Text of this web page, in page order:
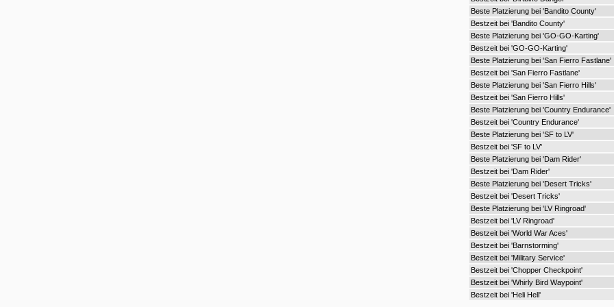
Beste Platzierung bei 'Bandito County'
Bestzeit bei 'Bandito County'
Beste Platzierung bei 'GO-GO-Karting'
Bestzeit bei 'GO-GO-Karting'
Beste Platzierung bei 'San Fierro Fastlane'
Bestzeit bei 'San Fierro Fastlane'
Beste Platzierung bei 'San Fierro Hills'
Bestzeit bei 'San Fierro Hills'
Beste Platzierung bei 'Country Endurance'
Bestzeit bei 'Country Endurance'
Beste Platzierung bei 'SF to LV'
Bestzeit bei 'SF to LV'
Beste Platzierung bei 'Dam Rider'
Bestzeit bei 'Dam Rider'
Beste Platzierung bei 'Desert Tricks'
Bestzeit bei 'Desert Tricks'
Beste Platzierung bei 'LV Ringroad'
Bestzeit bei 'LV Ringroad'
Bestzeit bei 'World War Aces'
Bestzeit bei 'Barnstorming'
Bestzeit bei 'Military Service'
Bestzeit bei 'Chopper Checkpoint'
Bestzeit bei 'Whirly Bird Waypoint'
Bestzeit bei 'Heli Hell'